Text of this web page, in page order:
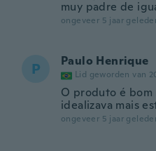
muy padre de
ongeveer 5 jaar
P Paulo Henrique
Lid geworden van
O produto é bom
idealizava mais
ongeveer 5 jaar